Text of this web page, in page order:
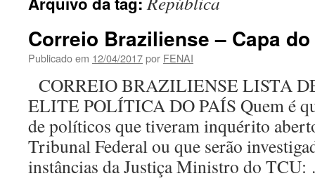
Correio Braziliense – Capa
Publicado em 12/04/2017por FENAI
CORREIO BRAZILIENSE LISTA
ELITE POLÍTICA DO PAÍS Quem é
de políticos que tiveram inquérito
Tribunal Federal ou que serão
instâncias da Justiça Ministro do